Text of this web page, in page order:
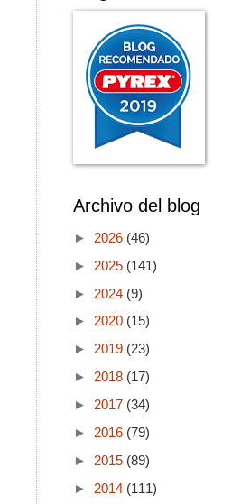
Archivo del blog
► 2026 (46)
► 2025 (141)
► 2024 (9)
► 2020 (15)
► 2019 (23)
► 2018 (17)
► 2017 (34)
► 2016 (79)
► 2015 (89)
► 2014 (111)